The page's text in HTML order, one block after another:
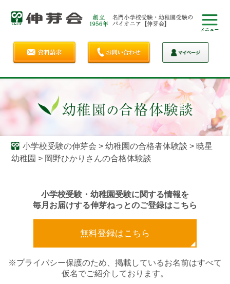
小学校受験の伸芽会 > 幼稚園の合格者体験談 > 暁星
幼稚園 > 岡野ひかりさんの合格体験談
小学校受験・幼稚園受験に関する情報を
毎月お届けする伸芽ねっとのご登録はこちら
無料登録はこちら
※プライバシー保護のため、掲載しているお名前はすべて
仮名でご紹介しております。